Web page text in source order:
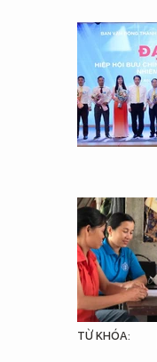
TỪ KHÓA: